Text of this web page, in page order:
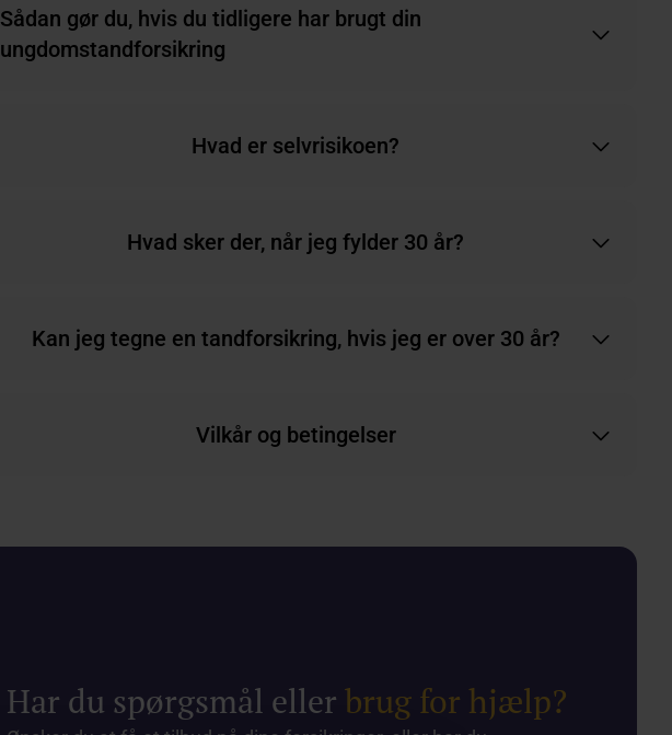
Sådan gør du, hvis du tidligere har brugt din
ungdomstandforsikring
Hvad er selvrisikoen?
Hvad sker der, når jeg fylder 30 år?
Kan jeg tegne en tandforsikring, hvis jeg er over 30 år?
Vilkår og betingelser
Har du spørgsmål eller brug for hjælp?